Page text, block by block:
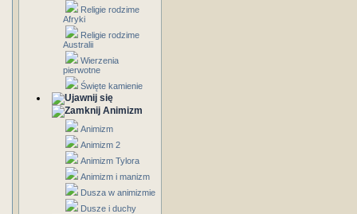
Religie rodzime
Afryki
Religie rodzime
Australii
Wierzenia
pierwotne
Święte kamienie
Animizm
Animizm
Animizm 2
Animizm Tylora
Animizm i manizm
Dusza w animizmie
Dusze i duchy